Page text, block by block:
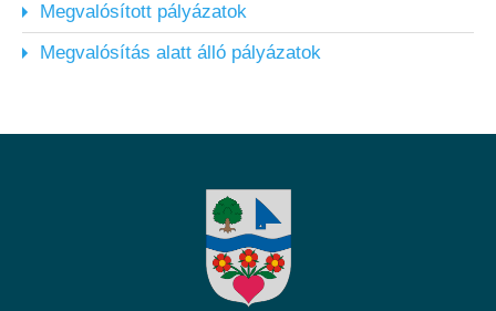
Megvalósított pályázatok
Megvalósítás alatt álló pályázatok